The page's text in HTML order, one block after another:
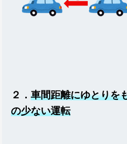
２．車間距離にゆとりを
の少ない運転